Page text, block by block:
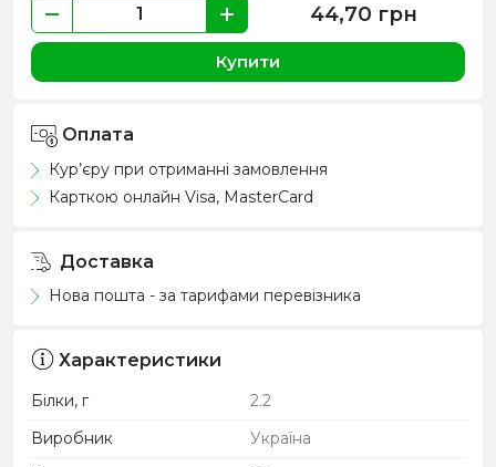
44,70 грн
Купити
Оплата
Кур’єру при отриманні замовлення
Карткою онлайн Visa, MasterCard
Доставка
Нова пошта - за тарифами перевізника
Характеристики
Білки, г
2.2
Виробник
Україна